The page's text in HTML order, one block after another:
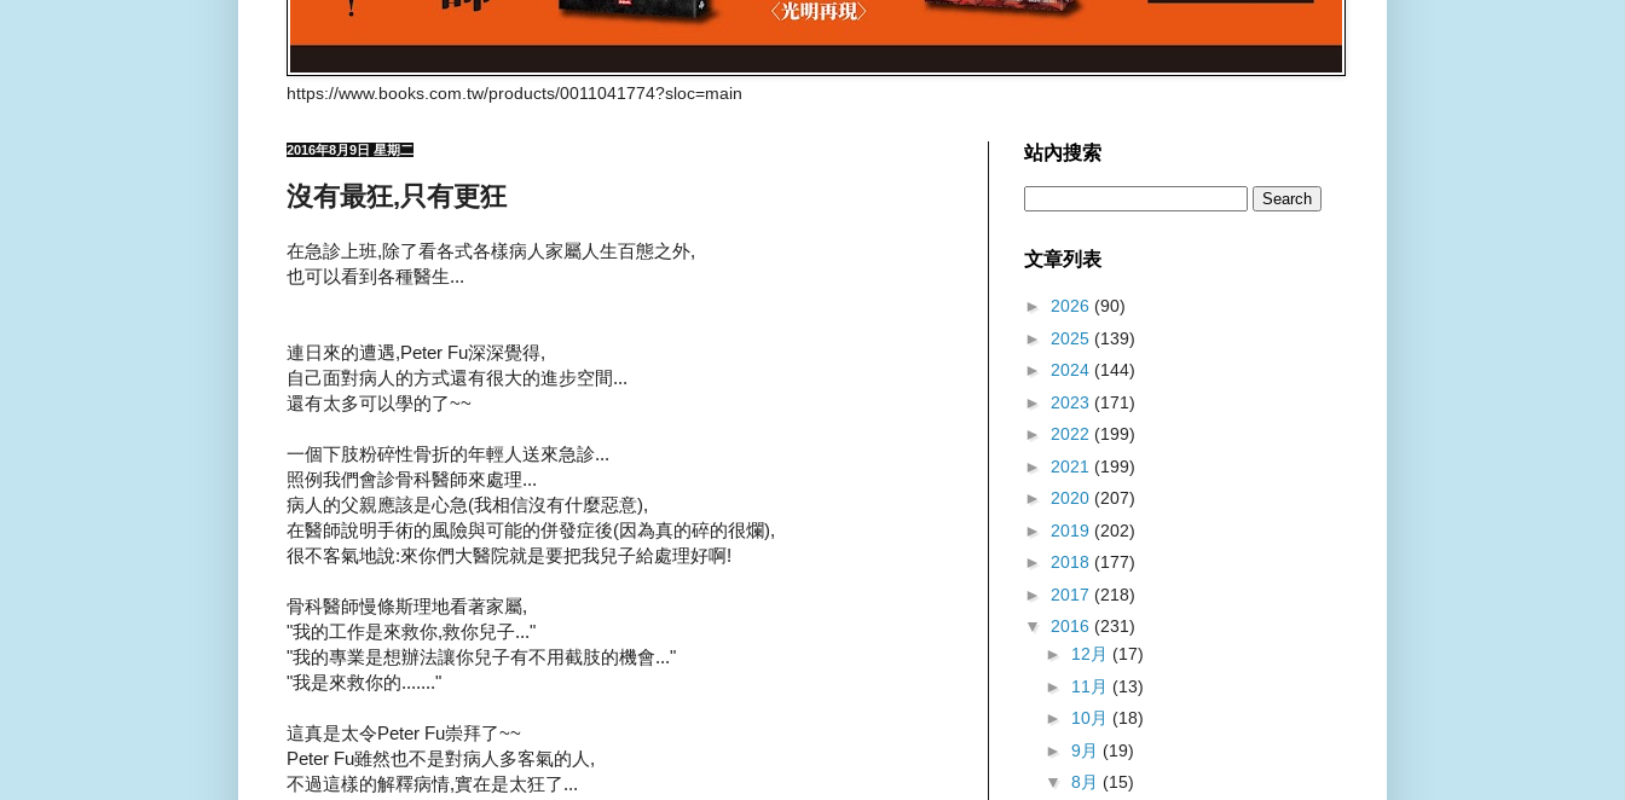
https://www.books.com.tw/products/0011041774?sloc=main
2016年8月9日 星期二
沒有最狂,只有更狂
在急診上班,除了看各式各樣病人家屬人生百態之外,
也可以看到各種醫生...
連日來的遭遇,Peter Fu深深覺得,
自己面對病人的方式還有很大的進步空間...
還有太多可以學的了~~
一個下肢粉碎性骨折的年輕人送來急診...
照例我們會診骨科醫師來處理...
病人的父親應該是心急(我相信沒有什麼惡意),
在醫師說明手術的風險與可能的併發症後(因為真的碎的很爛),
很不客氣地說:來你們大醫院就是要把我兒子給處理好啊!
骨科醫師慢條斯理地看著家屬,
"我的工作是來救你,救你兒子..."
"我的專業是想辦法讓你兒子有不用截肢的機會..."
"我是來救你的......."
這真是太令Peter Fu崇拜了~~
Peter Fu雖然也不是對病人多客氣的人,
不過這樣的解釋病情,實在是太狂了...
站內搜索
文章列表
► 2026 (90)
► 2025 (139)
► 2024 (144)
► 2023 (171)
► 2022 (199)
► 2021 (199)
► 2020 (207)
► 2019 (202)
► 2018 (177)
► 2017 (218)
▼ 2016 (231)
► 12月 (17)
► 11月 (13)
► 10月 (18)
► 9月 (19)
▼ 8月 (15)